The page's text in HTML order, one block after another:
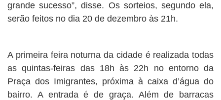
grande sucesso”, disse. Os sorteios, segundo ela,
serão feitos no dia 20 de dezembro às 21h.
A primeira feira noturna da cidade é realizada todas
as quintas-feiras das 18h às 22h no entorno da
Praça dos Imigrantes, próxima à caixa d’água do
bairro. A entrada é de graça. Além de barracas